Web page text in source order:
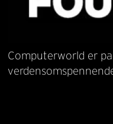
Computerworld er